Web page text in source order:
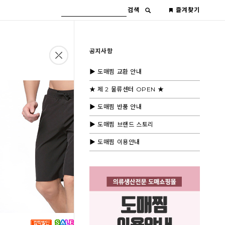
검색 즐겨찾기
공지사항
▶ 도매찜 교환 안내
★ 제 2 물류센터 OPEN ★
▶ 도매찜 반품 안내
▶ 도매찜 브랜드 스토리
▶ 도매찜 이용안내